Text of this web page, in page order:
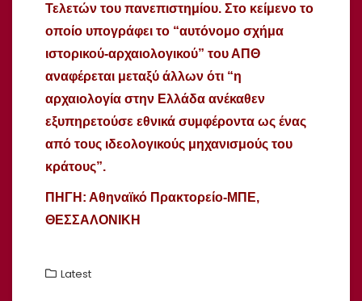
Τελετών του πανεπιστημίου. Στο κείμενο το
οποίο υπογράφει το “αυτόνομο σχήμα
ιστορικού-αρχαιολογικού” του ΑΠΘ
αναφέρεται μεταξύ άλλων ότι “η
αρχαιολογία στην Ελλάδα ανέκαθεν
εξυπηρετούσε εθνικά συμφέροντα ως ένας
από τους ιδεολογικούς μηχανισμούς του
κράτους”.
ΠΗΓΗ: Αθηναϊκό Πρακτορείο-ΜΠΕ,
ΘΕΣΣΑΛΟΝΙΚΗ
Latest